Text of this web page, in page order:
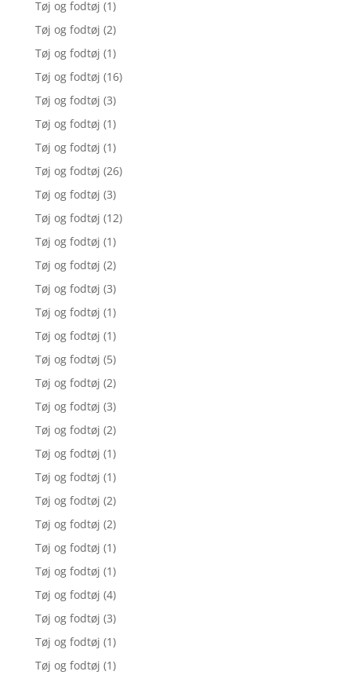
Tøj og fodtøj (1)
Tøj og fodtøj (2)
Tøj og fodtøj (1)
Tøj og fodtøj (16)
Tøj og fodtøj (3)
Tøj og fodtøj (1)
Tøj og fodtøj (1)
Tøj og fodtøj (26)
Tøj og fodtøj (3)
Tøj og fodtøj (12)
Tøj og fodtøj (1)
Tøj og fodtøj (2)
Tøj og fodtøj (3)
Tøj og fodtøj (1)
Tøj og fodtøj (1)
Tøj og fodtøj (5)
Tøj og fodtøj (2)
Tøj og fodtøj (3)
Tøj og fodtøj (2)
Tøj og fodtøj (1)
Tøj og fodtøj (1)
Tøj og fodtøj (2)
Tøj og fodtøj (2)
Tøj og fodtøj (1)
Tøj og fodtøj (1)
Tøj og fodtøj (4)
Tøj og fodtøj (3)
Tøj og fodtøj (1)
Tøj og fodtøj (1)